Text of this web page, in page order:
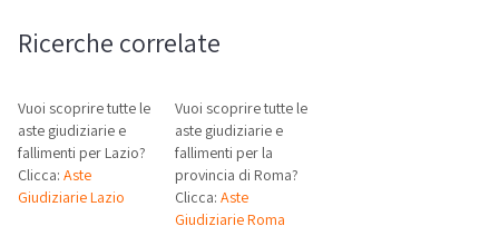
Ricerche correlate
Vuoi scoprire tutte le
aste giudiziarie e
fallimenti per Lazio?
Clicca: Aste
Giudiziarie Lazio
Vuoi scoprire tutte le
aste giudiziarie e
fallimenti per la
provincia di Roma?
Clicca:Aste
Giudiziarie Roma